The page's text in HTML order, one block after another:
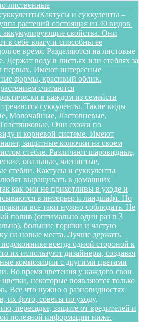
лиственные
Кактусы и суккуленты –
растений состоящая из 40 видов
свойства. Они
в себе влагу и способны ее
время. Разделяются на листовые
Держат воду в листьях или стеблях за
первых. Имеют интересные
формы, красивый облик.
считаются
в каждом из семейств
суккуленты. Такие виды
Молочайные, Ластовневые,
Они схожи по
и корневой системе. Имеют
защитные колючки на своем
стебле. Различают шаровидные,
овальные, членистые,
стебли. Кактусы и суккуленты
выращивать в домашних
как они не прихотливы в уходе и
в интерьер и ландшафт. Но
все таки нужно соблюдать. Не
полив (оптимально один раз в 3
большие горшки и частую
на новые места. Лучше держать
всегда одной стороной к
их используют дизайнеры, создавая
композиции с другими цветами
Во время цветения у каждого свои
некоторые появляются только
Все что нужно о разновидностях
их фото, советы по уходу,
пересадке, защите от вредителей и
полезной информации ниже.